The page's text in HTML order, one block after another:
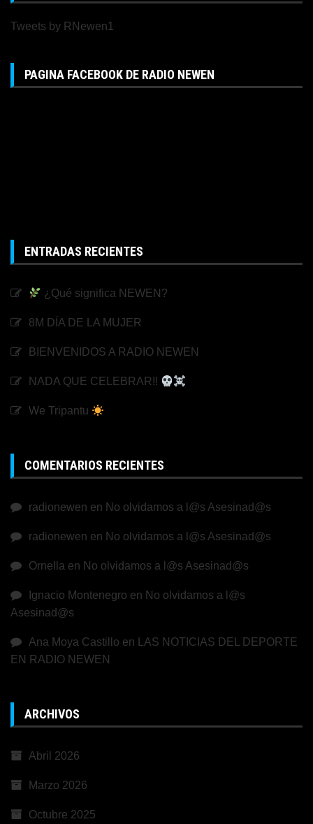
Tweets by RNewen1
PAGINA FACEBOOK DE RADIO NEWEN
ENTRADAS RECIENTES
¿Qué significa NEWEN?
8M DÍA DE LA MUJER
BIENVENIDOS A RADIO NEWEN
NADA QUE CELEBRAR!!
We Tripantu
COMENTARIOS RECIENTES
radionewen en No olvidamos a l@s Asesinad@s
radionewen en No olvidamos a l@s Asesinad@s
Ornella en No olvidamos a l@s Asesinad@s
Ignacio Montenegro en No olvidamos a l@s
Asesinad@s
Ana Moya Castillo en
LAS NOTICIAS DEL DEPORTE
EN RADIO NEWEN
ARCHIVOS
Abril 2026
Marzo 2026
Octubre 2025